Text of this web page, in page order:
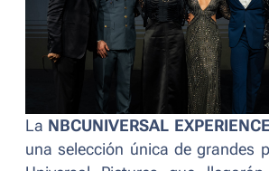
La NBCUNIVERSAL EXPERIENCE
una selección única de grandes